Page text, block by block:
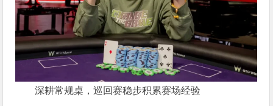
深耕常规桌，巡回赛稳步积累赛场经验